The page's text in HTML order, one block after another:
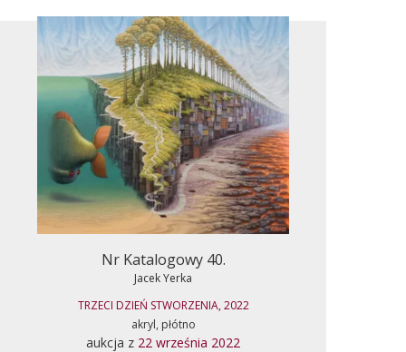
Nr Katalogowy 40.
Jacek Yerka
TRZECI DZIEŃ STWORZENIA, 2022
akryl, płótno
aukcja z 22 września 2022